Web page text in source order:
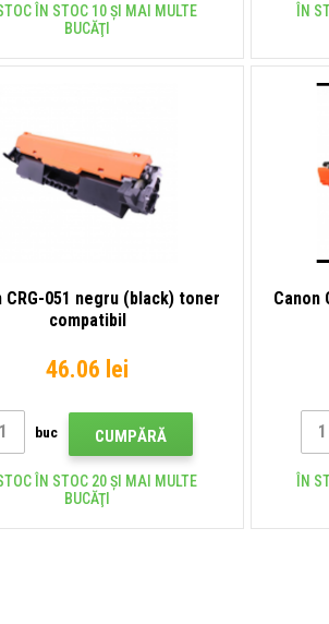
ÎN STOC 10 ȘI MAI MULTE
BUCĂŢI
ÎN
CRG-051 negru (black) toner
compatibil
46.06 lei
buc CUMPĂRĂ
ÎN STOC 20 ȘI MAI MULTE
BUCĂŢI
Canon
ÎN